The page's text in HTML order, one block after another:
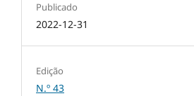
Publicado
2022-12-31
Edição
N.º 43